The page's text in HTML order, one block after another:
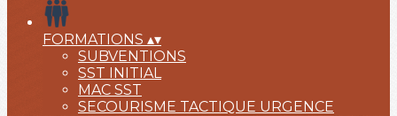
FORMATIONS ▴▾
SUBVENTIONS
SST INITIAL
MAC SST
SECOURISME TACTIQUE URGENCE